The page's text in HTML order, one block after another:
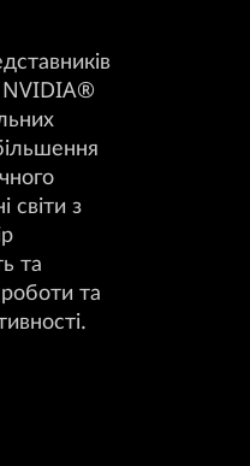
NVIDIA®
світи з
та
та